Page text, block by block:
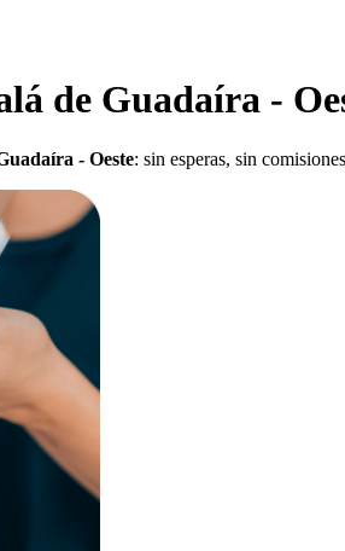
de Guadaíra -
- Oeste: sin esperas, sin